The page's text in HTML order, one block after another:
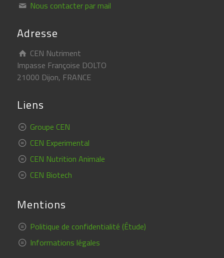
Nous contacter par mail
Adresse
CEN Nutriment
Impasse Françoise DOLTO
21000 Dijon, FRANCE
Liens
Groupe CEN
CEN Experimental
CEN Nutrition Animale
CEN Biotech
Mentions
Politique de confidentialité (Étude)
Informations légales